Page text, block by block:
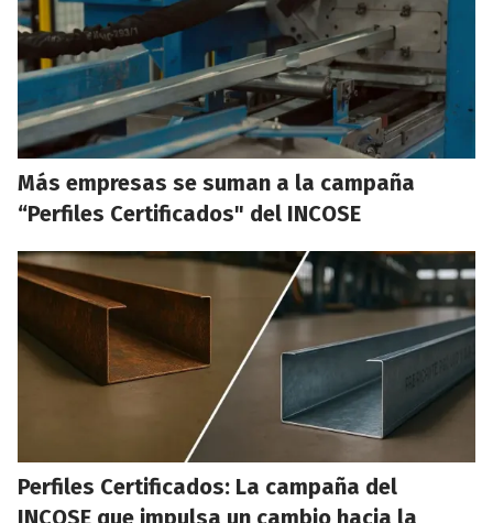
Más empresas se suman a la campaña
“Perfiles Certificados" del INCOSE
Perfiles Certificados: La campaña del